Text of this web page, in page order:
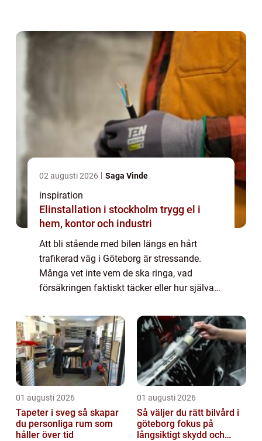
02 augusti 2026 Saga Vinde
inspiration
Elinstallation i stockholm trygg el i
hem, kontor och industri
Att bli stående med bilen längs en hårt
trafikerad väg i Göteborg är stressande.
Många vet inte vem de ska ringa, vad
försäkringen faktiskt täcker eller hur själva
och tryggt beslut göra skillnad både för...
01 augusti 2026
Tapeter i sveg så skapar
du personliga rum som
håller över tid
01 augusti 2026
Så väljer du rätt bilvård i
göteborg fokus på
långsiktigt skydd och